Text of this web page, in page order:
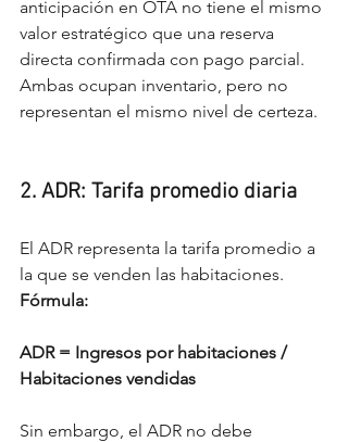
anticipación en OTA no tiene el mismo
valor estratégico que una reserva
directa confirmada con pago parcial.
Ambas ocupan inventario, pero no
representan el mismo nivel de certeza.
2. ADR: Tarifa promedio diaria
El ADR representa la tarifa promedio a
la que se venden las habitaciones.
Fórmula:
ADR = Ingresos por habitaciones /
Habitaciones vendidas
Sin embargo, el ADR no debe